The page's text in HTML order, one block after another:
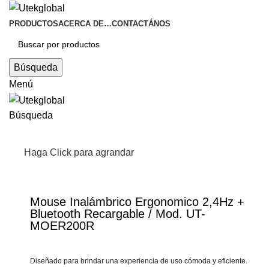
PRODUCTOSACERCA DE…CONTACTÁNOS
Búsqueda
Menú
Búsqueda
Haga Click para agrandar
Mouse Inalámbrico Ergonomico 2,4Hz +
Bluetooth Recargable / Mod. UT-
MOER200R
Diseñado para brindar una experiencia de uso cómoda y eficiente.